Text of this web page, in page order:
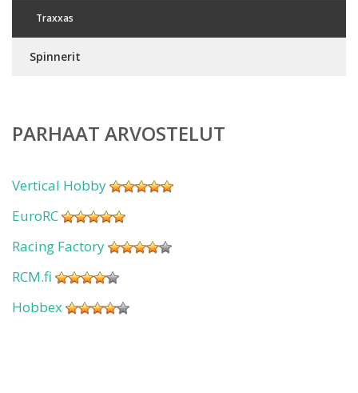
Traxxas
Spinnerit
PARHAAT ARVOSTELUT
Vertical Hobby
EuroRC
Racing Factory
RCM.fi
Hobbex